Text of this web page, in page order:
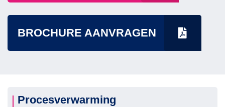
BROCHURE AANVRAGEN
Procesverwarming